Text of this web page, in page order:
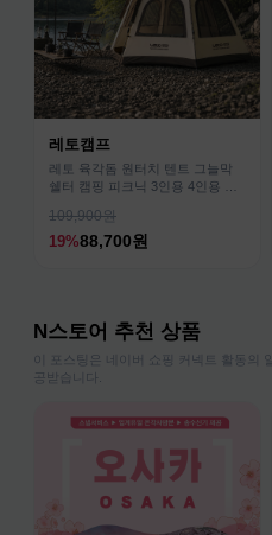
레토캠프
레토 육각돔 원터치 텐트 그늘막
쉘터 캠핑 피크닉 3인용 4인용 패
109,900원
19%88,700원
N스토어 추천 상품
이 포스팅은 네이버 쇼핑 커넥트 활동의
공받습니다.